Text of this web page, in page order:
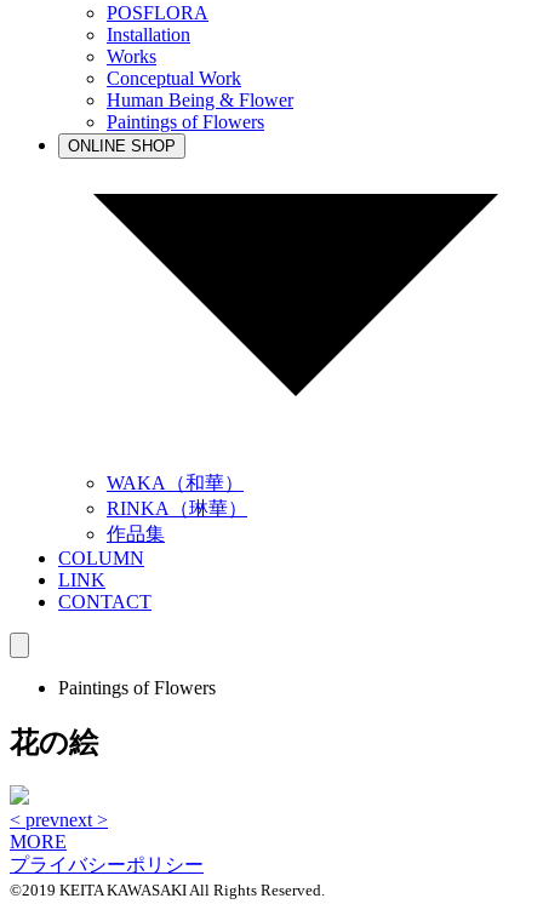
POSFLORA
Installation
Works
Conceptual Work
Human Being & Flower
Paintings of Flowers
ONLINE SHOP
WAKA（和華）
RINKA（琳華）
作品集
COLUMN
LINK
CONTACT
Paintings of Flowers
花の絵
< prevnext >
MORE
プライバシーポリシー
©2019 KEITA KAWASAKI All Rights Reserved.